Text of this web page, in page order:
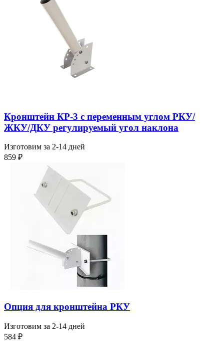
Кронштейн КР-3 с переменным углом РКУ/
ЖКУ/ДКУ регулируемый угол наклона
Изготовим за 2-14 дней
859 ₽
Опция для кронштейна РКУ
Изготовим за 2-14 дней
584 ₽